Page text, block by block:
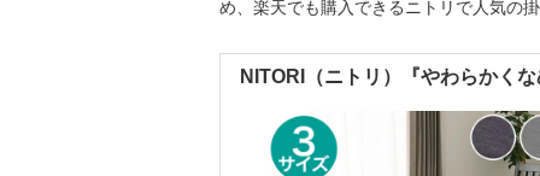
め、楽天でも購入できるニトリで人気の
NITORI（ニトリ）『やわらかく